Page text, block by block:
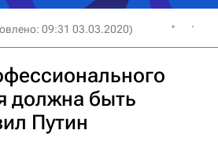
09:31 03.03.2020)
должна быть
Путин